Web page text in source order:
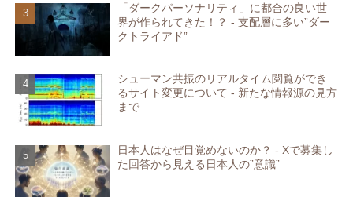
「ダークパーソナリティ」に都合の良い世
界が作られてきた！？ - 支配層に多い”ダー
クトライアド”
シューマン共振のリアルタイム閲覧ができ
るサイト変更について - 新たな情報源の見方
まで
日本人はなぜ目覚めないのか？ - Xで募集し
た回答から見える日本人の”意識”